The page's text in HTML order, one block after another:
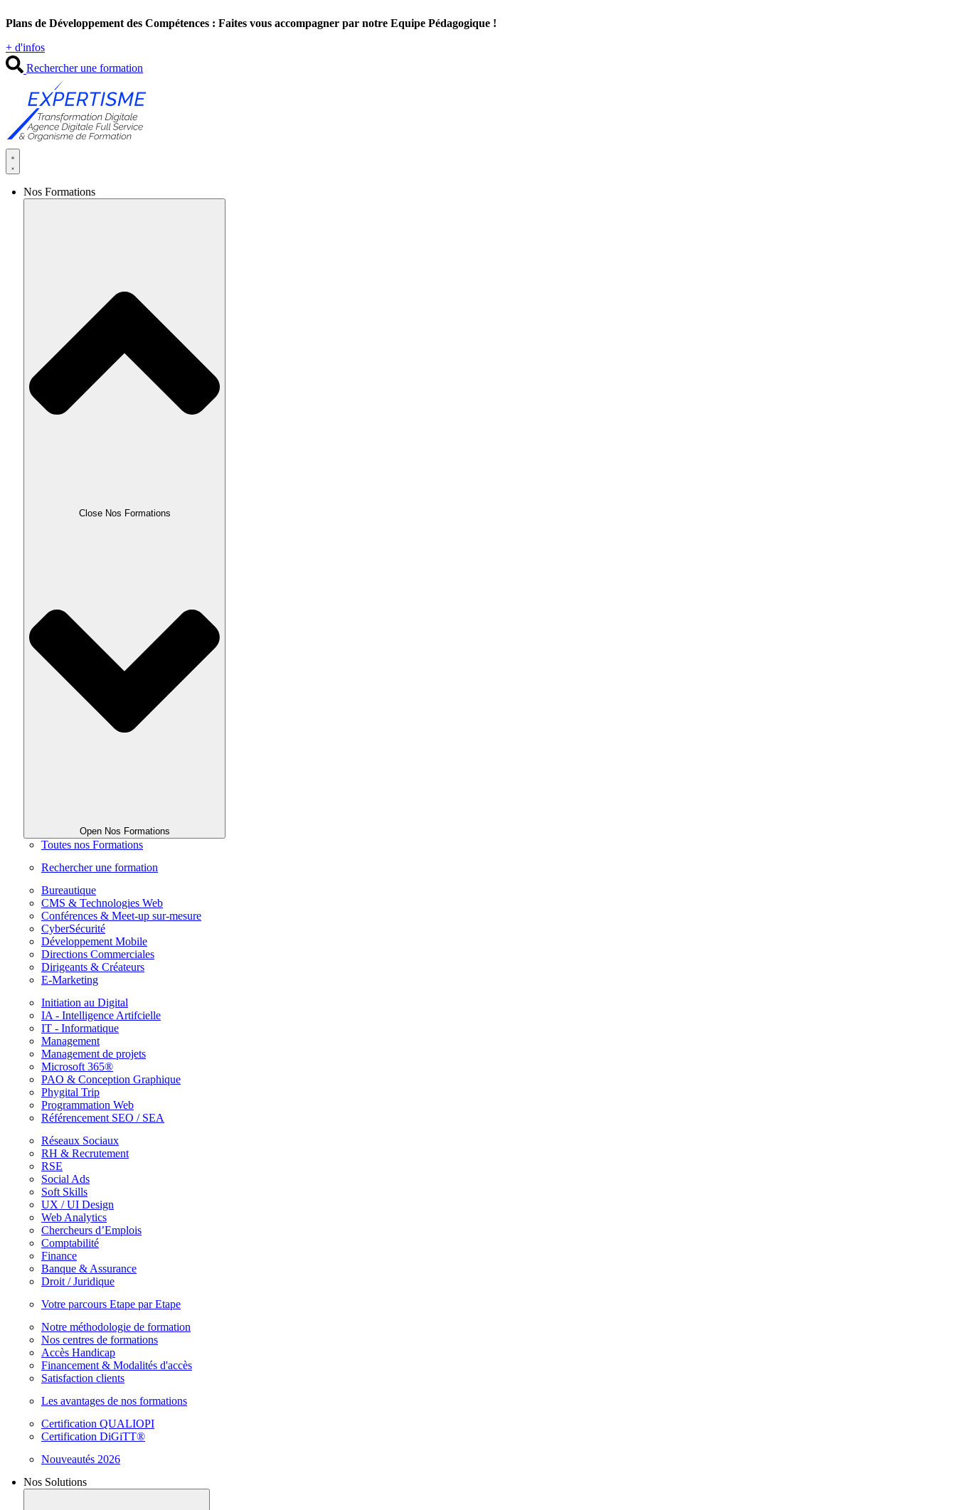
au
Plans de Développement des Compétences : Faites vous accompagner par notre Equipe Pédagogique !
+ d'infos
Rechercher une formation
Nos Formations
Close Nos Formations
Open Nos Formations
Toutes nos Formations
Rechercher une formation
Bureautique
CMS & Technologies Web
Conférences & Meet-up sur-mesure
CyberSécurité
Développement Mobile
Directions Commerciales
Dirigeants & Créateurs
E-Marketing
Initiation au Digital
IA - Intelligence Artifcielle
IT - Informatique
Management
Management de projets
Microsoft 365®
PAO & Conception Graphique
Phygital Trip
Programmation Web
Référencement SEO / SEA
Réseaux Sociaux
RH & Recrutement
RSE
Social Ads
Soft Skills
UX / UI Design
Web Analytics
Chercheurs d’Emplois
Comptabilité
Finance
Banque & Assurance
Droit / Juridique
Votre parcours Etape par Etape
Notre méthodologie de formation
Nos centres de formations
Accès Handicap
Financement & Modalités d'accès
Satisfaction clients
Les avantages de nos formations
Certification QUALIOPI
Certification DiGiTT®
Nouveautés 2026
Nos Solutions